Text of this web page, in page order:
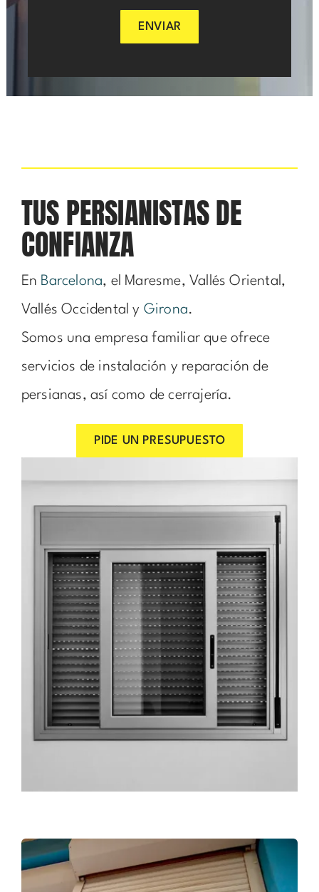
ENVIAR
TUS PERSIANISTAS DE
CONFIANZA
En Barcelona, el Maresme, Vallés Oriental,
Vallés Occidental y Girona.
Somos una empresa familiar que ofrece
servicios de instalación y reparación de
persianas, así como de cerrajería.
PIDE UN PRESUPUESTO